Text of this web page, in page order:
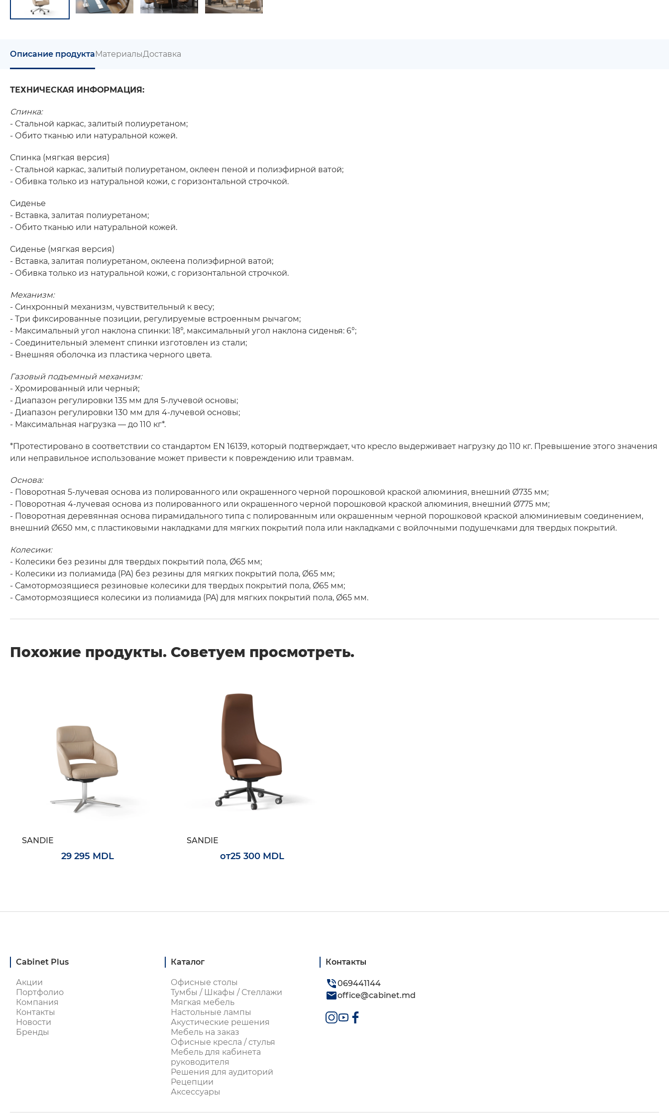
Описание продуктаМатериалыДоставка
ТЕХНИЧЕСКАЯ ИНФОРМАЦИЯ:
Спинка:
- Стальной каркас, залитый полиуретаном;
- Обито тканью или натуральной кожей.
Спинка (мягкая версия)
- Стальной каркас, залитый полиуретаном, оклеен пеной и полиэфирной ватой;
- Обивка только из натуральной кожи, с горизонтальной строчкой.
Сиденье
- Вставка, залитая полиуретаном;
- Обито тканью или натуральной кожей.
Сиденье (мягкая версия)
- Вставка, залитая полиуретаном, оклеена полиэфирной ватой;
- Обивка только из натуральной кожи, с горизонтальной строчкой.
Механизм:
- Синхронный механизм, чувствительный к весу;
- Три фиксированные позиции, регулируемые встроенным рычагом;
- Максимальный угол наклона спинки: 18°, максимальный угол наклона сиденья: 6°;
- Соединительный элемент спинки изготовлен из стали;
- Внешняя оболочка из пластика черного цвета.
Газовый подъемный механизм:
- Хромированный или черный;
- Диапазон регулировки 135 мм для 5-лучевой основы;
- Диапазон регулировки 130 мм для 4-лучевой основы;
- Максимальная нагрузка — до 110 кг*.
*Протестировано в соответствии со стандартом EN 16139, который подтверждает, что кресло выдерживает нагрузку до 110 кг. Превышение этого значения
или неправильное использование может привести к повреждению или травмам.
Основа:
- Поворотная 5-лучевая основа из полированного или окрашенного черной порошковой краской алюминия, внешний Ø735 мм;
- Поворотная 4-лучевая основа из полированного или окрашенного черной порошковой краской алюминия, внешний Ø775 мм;
- Поворотная деревянная основа пирамидального типа с полированным или окрашенным черной порошковой краской алюминиевым соединением,
внешний Ø650 мм, с пластиковыми накладками для мягких покрытий пола или накладками с войлочными подушечками для твердых покрытий.
Колесики:
- Колесики без резины для твердых покрытий пола, Ø65 мм;
- Колесики из полиамида (PA) без резины для мягких покрытий пола, Ø65 мм;
- Самотормозящиеся резиновые колесики для твердых покрытий пола, Ø65 мм;
- Самотормозящиеся колесики из полиамида (PA) для мягких покрытий пола, Ø65 мм.
Похожие продукты. Советуем просмотреть.
SANDIE
29 295 MDL
SANDIE
от25 300 MDL
Cabinet Plus
Акции
Портфолио
Компания
Контакты
Новости
Бренды
Каталог
Офисные столы
Тумбы / Шкафы / Стеллажи
Мягкая мебель
Настольные лампы
Акустические решения
Мебель на заказ
Офисные кресла / стулья
Мебель для кабинета
руководителя
Решения для аудиторий
Рецепции
Аксессуары
Контакты
069441144
office@cabinet.md